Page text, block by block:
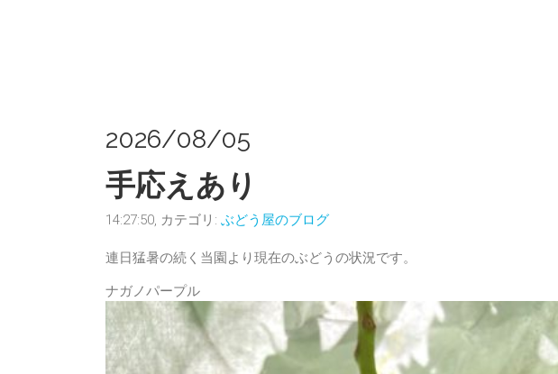
2026/08/05
手応えあり
14:27:50, カテゴリ: ぶどう屋のブログ
連日猛暑の続く当園より現在のぶどうの状況です。
ナガノパープル